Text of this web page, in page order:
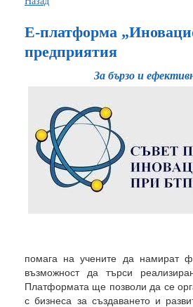
Е-платформа
предприятия
За бързо и
помага на учените да намират
възможност да търси
Платформата ще позволи да се
с бизнеса за създаването и